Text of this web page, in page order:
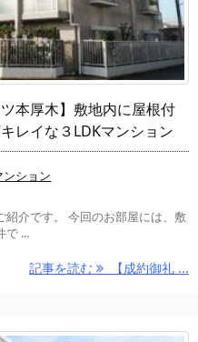
本厚木】敷地内に屋根付
レイな３LDKマンション
ンション
紹介です。 今回のお部屋には、敷
で ...
記事を読む 【成約御礼 ...